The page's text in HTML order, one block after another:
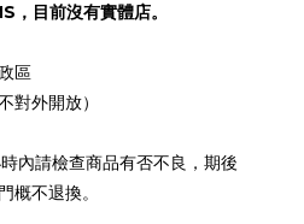
目前沒有實體店。
區
對外開放）
內請檢查商品有否不良，期後
概不退換。